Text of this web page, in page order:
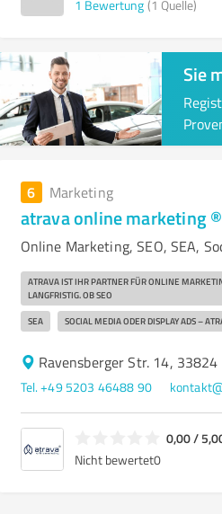
1 Bewertung (1 Quelle)
Sie
6 Marketing
atrava online marketing ®
Online Marketing, SEO, SEA,
ATRAVA IST IHR PARTNER FÜR ONLINE
LANGFRISTIG. OB SEO
SEA SOCIAL MEDIA ODER DISPLAY ADS –
Ravensberger Str. 14,
Tel. +49 5203 46488 90
0,00 /
Nicht bewertet0